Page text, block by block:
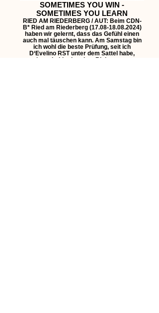
SOMETIMES YOU WIN -
SOMETIMES YOU LEARN
RIED AM RIEDERBERG / AUT: Beim CDN-
B* Ried am Riederberg (17.08-18.08.2024)
haben wir gelernt, dass das Gefühl einen
auch mal täuschen kann. Am Samstag bin
ich wohl die beste Prüfung, seit ich
D‘Evelino RST unter dem Sattel habe,
geritten. Leider hat dem Richter unsere